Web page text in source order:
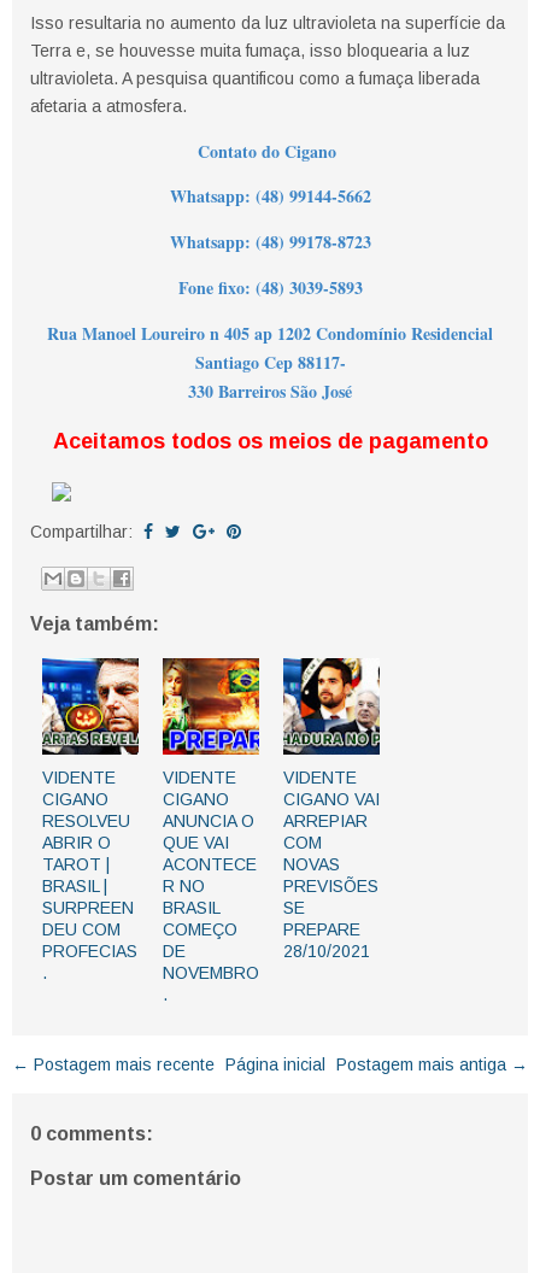
Isso resultaria no aumento da luz ultravioleta na superfície da
Terra e, se houvesse muita fumaça, isso bloquearia a luz
ultravioleta. A pesquisa quantificou como a fumaça liberada
afetaria a atmosfera.
Contato do Cigano
Whatsapp: (48) 99144-5662
Whatsapp: (48) 99178-8723
Fone fixo: (48) 3039-5893
Rua Manoel Loureiro n 405 ap 1202 Condomínio Residencial
Santiago Cep 88117-
330 Barreiros São José
Aceitamos todos os meios de pagamento
Compartilhar:
Veja também:
VIDENTE
CIGANO
RESOLVEU
ABRIR O
TAROT |
BRASIL |
SURPREEN
DEU COM
PROFECIAS
.
VIDENTE
CIGANO
ANUNCIA O
QUE VAI
ACONTECE
R NO
BRASIL
COMEÇO
DE
NOVEMBRO
.
VIDENTE
CIGANO VAI
ARREPIAR
COM
NOVAS
PREVISÕES
SE
PREPARE
28/10/2021
← Postagem mais recente Postagem mais antiga →
Página inicial
0 comments:
Postar um comentário